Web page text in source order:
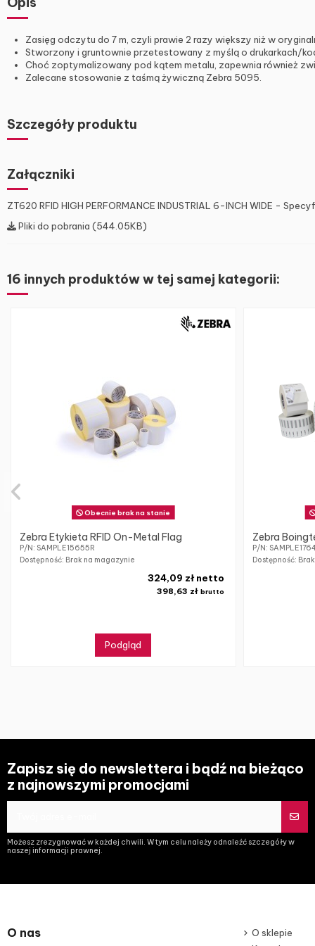
Zasięg odczytu do 7 m, czyli prawie 2 razy większy niż w
Stworzony i gruntownie przetestowany z myślą o drukarkach/
Choć zoptymalizowany pod kątem metalu, zapewnia również
Zalecane stosowanie z taśmą żywiczną Zebra 5095.
Szczegóły produktu
Załączniki
ZT620 RFID HIGH PERFORMANCE INDUSTRIAL 6-INCH WIDE -
Pliki do pobrania (544.05KB)
16 innych produktów w tej samej kategorii:
Obecnie brak na stanie
Zebra Etykieta RFID On-Metal Flag
P/N: SAMPLE15655R
Dostępność: Brak na magazynie
398,63 złbrutto
324,09 zł netto
Podgląd
Zebra
P/N:
Dostępność:
Zapisz się do newslettera i bądź na bieżąco
z najnowszymi promocjami
Możesz zrezygnować w każdej chwili. W tym celu należy odnaleźć szczegóły w
naszej informacji prawnej.
O nas
O sklepie